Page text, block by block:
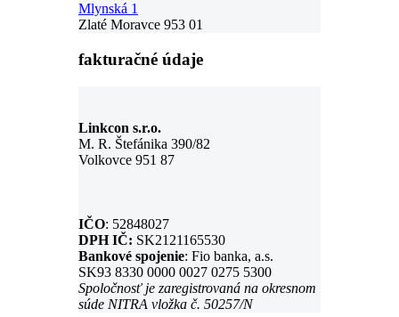
Mlynská 1
Zlaté Moravce 953 01
fakturačné údaje
Linkcon s.r.o.
M. R. Štefánika 390/82
Volkovce 951 87
IČO: 52848027
DPH IČ: SK2121165530
Bankové spojenie: Fio banka, a.s.
SK93 8330 0000 0027 0275 5300
Spoločnosť je zaregistrovaná na okresnom
súde NITRA vložka č. 50257/N